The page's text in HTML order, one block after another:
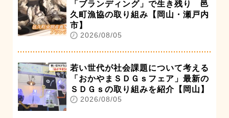
「ブランディング」で生き残り 邑
久町漁協の取り組み【岡山・瀬戸内
市】
2026/08/05
若い世代が社会課題について考える
「おかやまＳＤＧｓフェア」最新の
ＳＤＧｓの取り組みを紹介【岡山】
2026/08/05